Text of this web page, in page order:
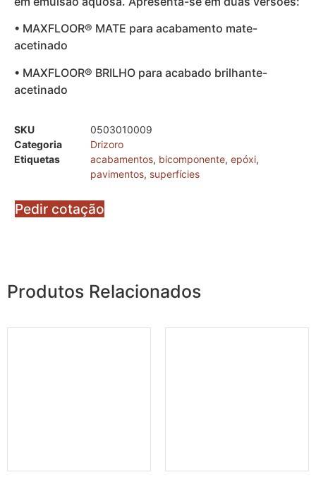
• MAXFLOOR® MATE para acabamento mate-
acetinado
• MAXFLOOR® BRILHO para acabado brilhante-
acetinado
SKU
0503010009
Categoria
Drizoro
Etiquetas
acabamentos, bicomponente, epóxi,
pavimentos, superfícies
Pedir cotação
Produtos Relacionados